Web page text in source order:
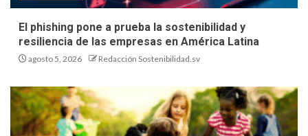
El phishing pone a prueba la sostenibilidad y
resiliencia de las empresas en América Latina
agosto 5, 2026 Redacción Sostenibilidad.sv